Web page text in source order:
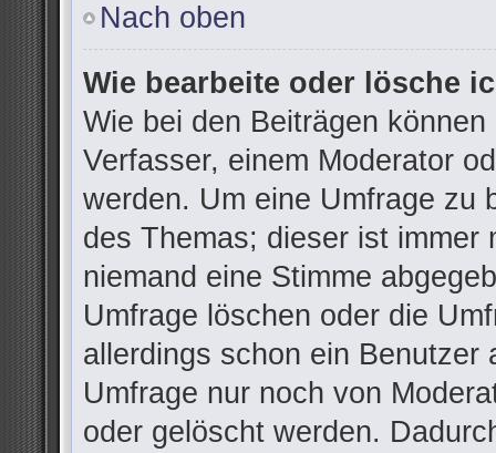
Nach oben
Wie bearbeite oder lösche
Wie bei den Beiträgen
Verfasser, einem Moderator
werden. Um eine Umfrage zu
des Themas; dieser ist immer
niemand eine Stimme
Umfrage löschen oder die
allerdings schon ein Benutzer
Umfrage nur noch von
oder gelöscht werden.